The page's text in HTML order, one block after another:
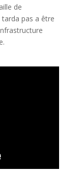
de
pas a être